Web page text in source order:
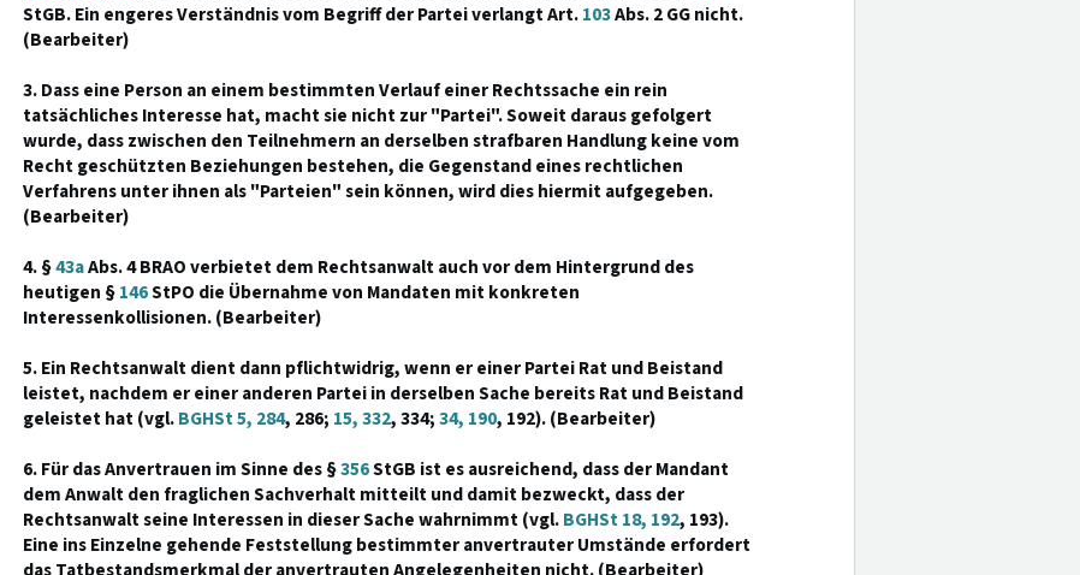
StGB. Ein engeres Verständnis vom Begriff der Partei verlangt Art.103Abs. 2 GG nicht.
(Bearbeiter)
3. Dass eine Person an einem bestimmten Verlauf einer Rechtssache ein rein
tatsächliches Interesse hat, macht sie nicht zur "Partei". Soweit daraus gefolgert
wurde, dass zwischen den Teilnehmern an derselben strafbaren Handlung keine vom
Recht geschützten Beziehungen bestehen, die Gegenstand eines rechtlichen
Verfahrens unter ihnen als "Parteien" sein können, wird dies hiermit aufgegeben.
(Bearbeiter)
4. §43aAbs. 4 BRAO verbietet dem Rechtsanwalt auch vor dem Hintergrund des
heutigen §146StPO die Übernahme von Mandaten mit konkreten
Interessenkollisionen. (Bearbeiter)
5. Ein Rechtsanwalt dient dann pflichtwidrig, wenn er einer Partei Rat und Beistand
leistet, nachdem er einer anderen Partei in derselben Sache bereits Rat und Beistand
geleistet hat (vgl.BGHSt 5, 284, 286; 15, 332, 334;34, 190, 192). (Bearbeiter)
6. Für das Anvertrauen im Sinne des §356StGB ist es ausreichend, dass der Mandant
dem Anwalt den fraglichen Sachverhalt mitteilt und damit bezweckt, dass der
Rechtsanwalt seine Interessen in dieser Sache wahrnimmt (vgl.BGHSt 18, 192, 193).
Eine ins Einzelne gehende Feststellung bestimmter anvertrauter Umstände erfordert